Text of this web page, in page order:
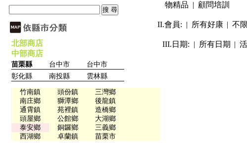
北部商店
中部商店
苗栗縣 台中市
台中市
彰化縣
南投縣 雲林縣
竹南鎮 頭份鎮
三灣鄉
南庄鄉
獅潭鄉
後龍鎮
通霄鎮
苑裡鎮
造橋鄉
頭屋鄉
公館鄉
大湖鄉
泰安鄉
銅鑼鄉
三義鄉
西湖鄉
卓蘭鎮 苗栗市
物精品 | 顧問培訓
II.會員: | 所有好康|不
III.日期: | 所有日期 |